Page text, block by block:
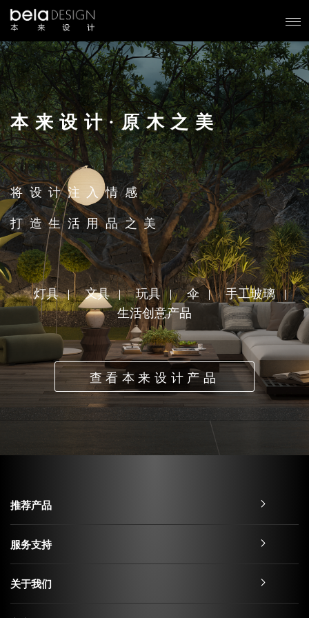
本来设计·原木之美
将设计注入情感
打造生活用品之美
灯具 文具 玩具 伞
手工玻璃
生活创意产品
查看本来设计产品
推荐产品
服务支持
关于我们